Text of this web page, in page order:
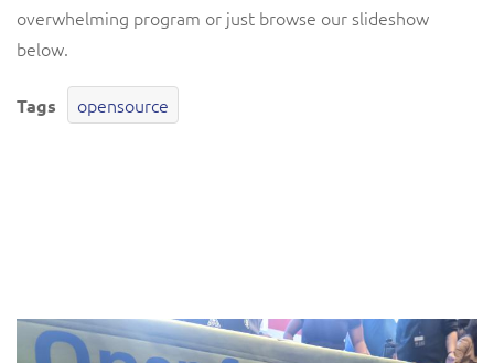
overwhelming program or just browse our slideshow
below.
Tags opensource